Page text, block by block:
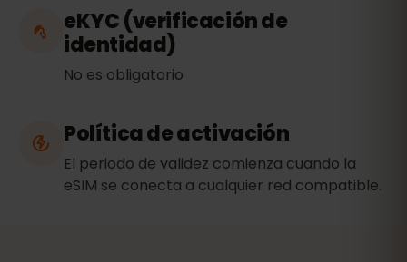
eKYC (verificación de
identidad)
No es obligatorio
Política de activación
El periodo de validez comienza cuando la
eSIM se conecta a cualquier red compatible.